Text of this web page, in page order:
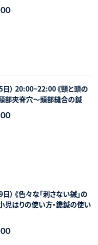
） 20:00~22:00 《頸と頭の
部夾脊穴〜頭部縫合の鍼
《色々な「刺さない鍼」の
児はりの使い方・鑱鍼の使い